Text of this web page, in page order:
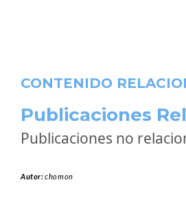
CONTENIDO
Publicaciones
Publicaciones no
Autor:chomon